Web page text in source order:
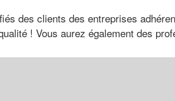
des clients des entreprises
! Vous aurez également des